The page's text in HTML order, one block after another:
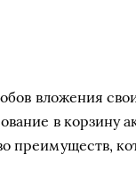
вложения
в корзину
преимуществ,